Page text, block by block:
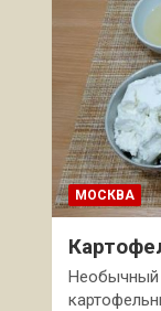
МОСКВА
Необычный